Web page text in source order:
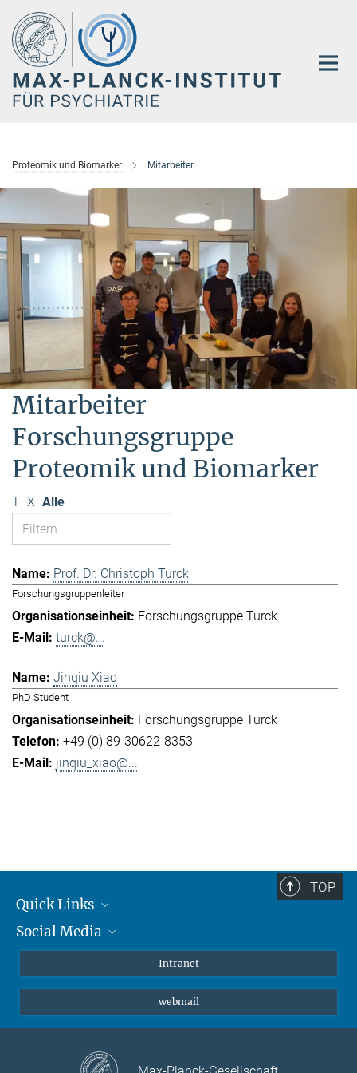
Hauptinhalt
Proteomik und Biomarker Mitarbeiter
Mitarbeiter
Forschungsgruppe
Proteomik und Biomarker
T X Alle
Prof. Dr. Christoph Turck
Forschungsgruppenleiter
Forschungsgruppe Turck
turck@...
Jinqiu Xiao
PhD Student
Forschungsgruppe Turck
+49 (0) 89-30622-8353
jinqiu_xiao@...
TOP
Quick Links
Student*innen/Wissenschaftler*innen
Social Media
Bluesky
YouTube
Intranet
webmail